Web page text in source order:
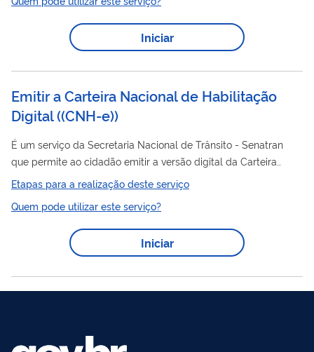
de CNHs cujo portador do documento seja o usuário logado;
Categorias habilitadas; Alterações realizadas; Unidades da
federação (UF) emissores.
Iniciar
Emitir a Carteira Nacional de Habilitação
Digital((CNH-e))
É um serviço da Secretaria Nacional de Trânsito - Senatran
que permite ao cidadão emitir a versão digital da Carteira
Nacional de Habilitação ( CNH), com validade legal em todo o
território nacional. A
CNH
-e é acessada por meio do aplicativo
Carteira Digital de Trânsito (CDT).
Etapas para a realização deste serviço
Quem pode utilizar este serviço?
Iniciar